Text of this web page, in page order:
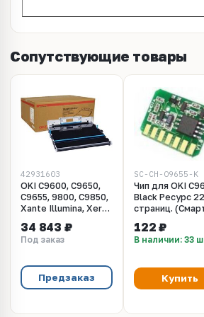
Сопутствующие товары
42931603
OKI C9600, C9650,
C9655, 9800, C9850,
Xante Illumina, Xerox
транспортный
ремень (лента
(42931603)
34 843 ₽
Под заказ
Предзаказ
SC-CH-O9655-K
Чип для OKI
Black Ресурс 22500
страниц.
картриджа ОКИ
С9655)
122 ₽
В наличии: 33
Купить